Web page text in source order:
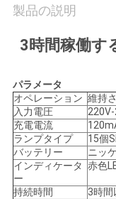
達
に
絡
し
な
さ
製品の説明
3時間稼働す
パラメータ
オペレーション 維持
入力電圧
充電電流
ランプタイプ
15個
バッテリー
ニッ
インディケータ
ー
赤色
持続時間
3時間